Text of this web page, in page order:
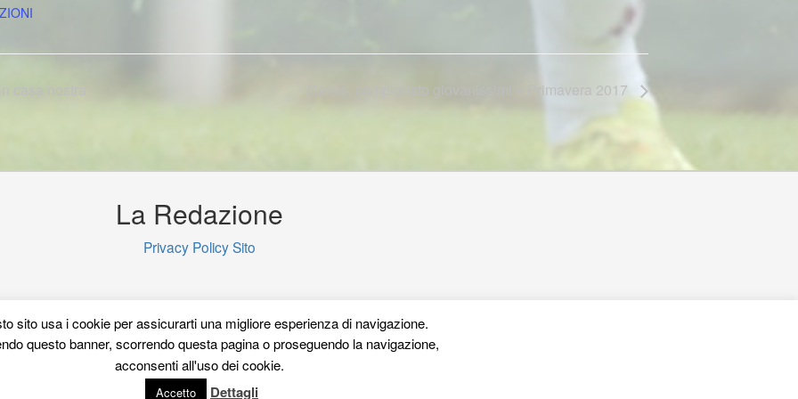
casa nostra Calcio, campionato giovanissimi – Primavera 2017
La Redazione
Privacy Policy Sito
sito usa i cookie per assicurarti una migliore esperienza di navigazione.
questo banner, scorrendo questa pagina o proseguendo la navigazione,
acconsenti all'uso dei cookie.
Accetto Dettagli